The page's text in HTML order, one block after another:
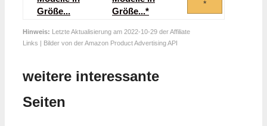
Größe...*
*
Hinweis: Letzte Aktualisierung am 2022-10-29 der Affiliate
Links | Bilder von der Amazon Product Advertising API
weitere interessante
Seiten